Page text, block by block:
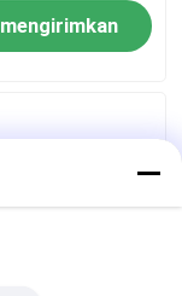
mengirimkan